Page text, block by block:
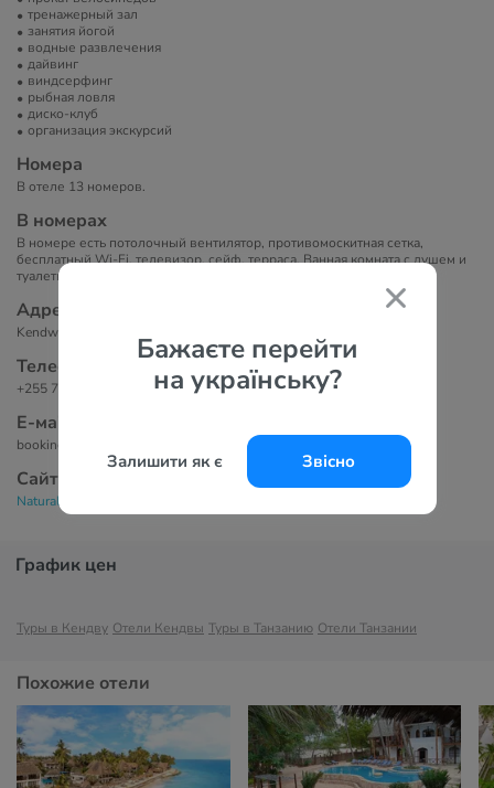
Бажаєте перейти
на українську?
Залишити як є Звісно
тренажерный зал
занятия йогой
водные развлечения
дайвинг
виндсерфинг
рыбная ловля
диско-клуб
организация экскурсий
Номера
В отеле 13 номеров.
В номерах
В номере есть потолочный вентилятор, противомоскитная сетка,
бесплатный Wi-Fi, телевизор, сейф, терраса. Ванная комната с душем и
туалетно-косметическими принадлежностями.
Адрес
Kendwa road 7, Kendwa beach, Kendwa, Танзания
Телефоны
+255 772 326 460
Е-маil
bookings@naturalkendwavilla.com
Сайт
Natural Kendwa Villa 4*
График цен
Туры в Кендву Отели Кендвы Туры в Танзанию Отели Танзании
Похожие отели